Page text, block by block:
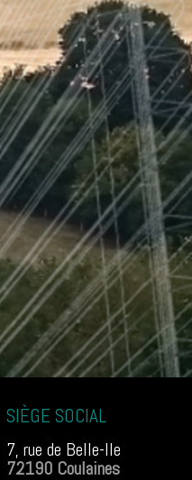
SIÈGE SOCIAL
7, rue de Belle-Ile
72190 Coulaines